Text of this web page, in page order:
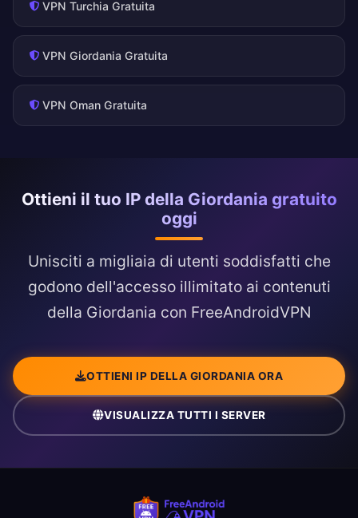
VPN Turchia Gratuita
VPN Giordania Gratuita
VPN Oman Gratuita
Ottieni il tuo IP della Giordania gratuito
oggi
Unisciti a migliaia di utenti soddisfatti che
godono dell'accesso illimitato ai contenuti
della Giordania con FreeAndroidVPN
OTTIENI IP DELLA GIORDANIA ORA
VISUALIZZA TUTTI I SERVER